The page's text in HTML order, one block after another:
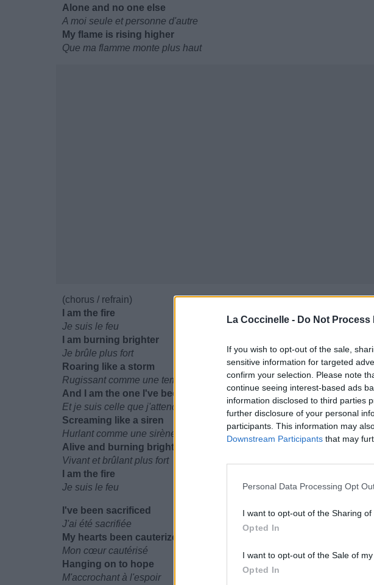
La Coccinelle - Do Not
If you wish to opt-out of the sale,
sensitive information for targeted
confirm your selection. Please note
continue seeing interest-based ads
information disclosed to third parties
further disclosure of your personal
participants. This information may
Downstream Participants that may
Personal Data Processing Opt
I want to opt-out of the Sharing of
Opted In
I want to opt-out of the Sale of my
Opted In
Alone and no one else
A moi seule et personne d'autre
My flame is rising higher
Que ma flamme monte plus haut
(chorus / refrain)
I am the fire
Je suis le feu
I am burning brighter
Je brûle plus fort
Roaring like a storm
Rugissant comme une tempête
And I am the one I've been waiting for
Et je suis celle que j'attendais
Screaming like a siren
Hurlant comme une sirène
Alive and burning brighter
Vivant et brûlant plus fort
I am the fire
Je suis le feu
I've been sacrificed
J'ai été sacrifiée
My hearts been cauterized
Mon cœur cautérisé
Hanging on to hope
M'accrochant à l'espoir